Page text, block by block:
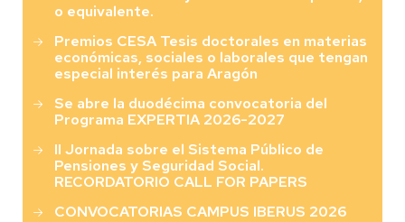
o equivalente.
Premios CESA Tesis doctorales en materias
económicas, sociales o laborales que tengan
especial interés para Aragón
Se abre la duodécima convocatoria del
Programa EXPERTIA 2026-2027
II Jornada sobre el Sistema Público de
Pensiones y Seguridad Social.
RECORDATORIO CALL FOR PAPERS
CONVOCATORIAS CAMPUS IBERUS 2026